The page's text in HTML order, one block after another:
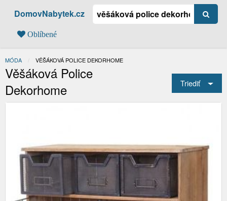
DomovNabytek.cz
Oblíbené
MÓDA AKTUÁLNÍ:
VĚŠÁKOVÁ POLICE DEKORHOME
Věšáková Police
Dekorhome
Triediť